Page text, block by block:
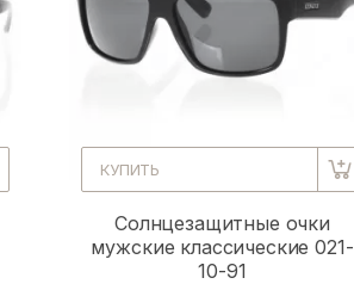
КУПИТЬ
Солнцезащитные очки
мужские классические 021-
10-91